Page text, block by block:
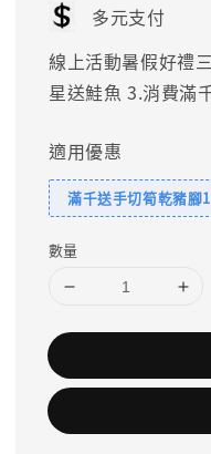
多元支付
線上活動暑假好禮
星送鮭魚 3.消費滿
適用優惠
滿千送手切筍乾豬腳
數量